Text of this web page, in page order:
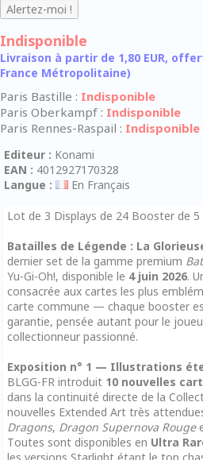
Indisponible
Livraison à partir de 1,80 EUR,
France Métropolitaine)
Paris Bastille : Indisponible
Paris Oberkampf : Indisponible
Paris Rennes-Raspail : Indisponible
Editeur : Konami
EAN : 4012927170328
Langue :
En Français
Lot de 3 Displays de 24 Booster de 5
Batailles de Légende : La
dernier set de la gamme premium
Yu-Gi-Oh!, disponible le 4 juin 2026.
consacrée aux cartes les plus
carte commune — chaque booster
garantie, pensée autant pour le
collectionneur passionné.
Exposition n° 1 — Illustrations
BLGG-FR introduit 10 nouvelles
dans la continuité directe de la
nouvelles Extended Art très
Dragons, Dragon Supernova Rouge
Toutes sont disponibles en Ultra
les versions Starlight étant le top